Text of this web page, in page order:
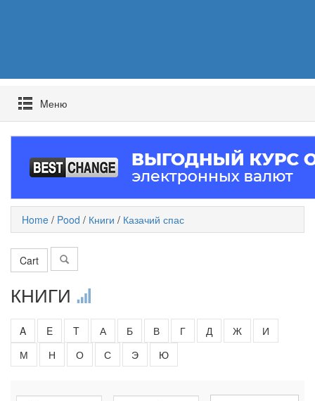
Mеню
Home / Pood / Книги / Казачий спас
Cart
КНИГИ
A E T А Б В Г Д Ж
И
М
Н О С Э Ю